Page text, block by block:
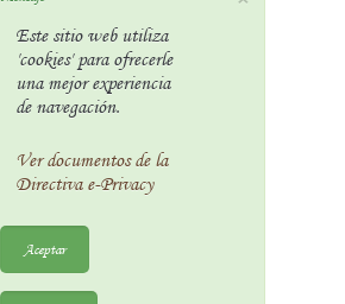
Este sitio web utiliza
'cookies' para ofrecerle
una mejor experiencia
de navegación.
Ver documentos de la
Directiva e-Privacy
Aceptar